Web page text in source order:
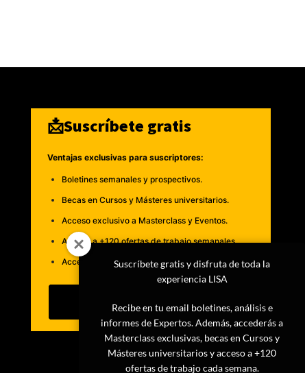
📩Suscríbete gratis
Ventajas exclusivas para suscriptores:
Boletines semanales y prospectivos.
Becas en Cursos y Másteres universitarios.
Acceso exclusivo a Masterclass y Eventos.
Acceso a +120 ofertas de trabajo semanales.
Acceso a LISA Comunidad y LISA Challenge.
Suscribirme
Suscríbete gratis y disfruta de toda la
experiencia LISA
Recibe en tu email boletines, análisis e
informes de Expertos. Además, accederás a
Masterclass exclusivas, becas en Cursos y
Másteres universitarios y acceso a +120
ofertas de trabajo cada semana.